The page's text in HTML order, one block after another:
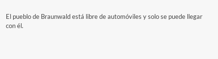
El pueblo de Braunwald está libre de automóviles y solo se puede llegar
con él.